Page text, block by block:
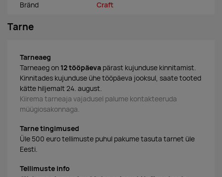
Bränd Craft
Tarne
Tarneaeg
Tarneaeg on 12 tööpäeva pärast kujunduse kinnitamist.
Kinnitades kujunduse ühe tööpäeva jooksul, saate tooted
kätte hiljemalt 24. august.
Kiirema tarneaja vajadusel palume kontakteeruda
müügiosakonnaga.
Tarne tingimused
Üle 500 euro tellimuste puhul pakume tasuta tarnet üle
Eesti.
Tellimuste info